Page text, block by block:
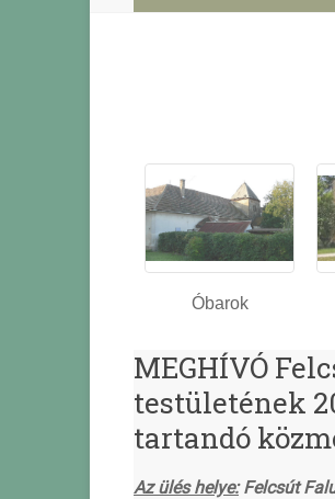
Óbarok
MEGHÍVÓ
testületének
tartandó
Az ülés helye:Felcsút